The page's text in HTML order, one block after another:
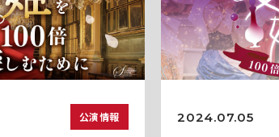
公演情報 2024.07.05